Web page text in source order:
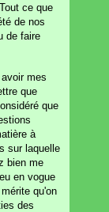
ce que
de nos
de faire
mes
que
que
à
sur laquelle
bien me
en vogue
qu'on
des